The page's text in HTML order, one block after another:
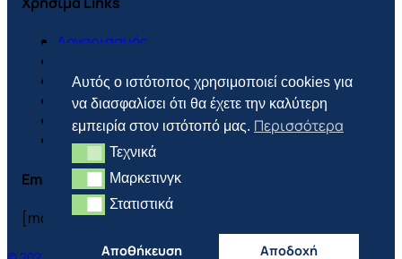
Λογαριασμός
Πολιτική Cookies
Πολιτική Απορρήτου
Πολιτική Επιστροφών
Τρόποι Πληρωμής & Αποστολής
Email
[mc4wp_form id=”3702″]
Αυτός ο ιστότοπος χρησιμοποιεί cookies για
να διασφαλίσει ότι θα έχετε την καλύτερη
εμπειρία στον ιστότοπό μας. Περισσότερα
ΤεχνικάΤεχνικά
ΜαρκετινγκΜαρκετινγκ
ΣτατιστικάΣτατιστικά
Αποθήκευση Αποδοχή